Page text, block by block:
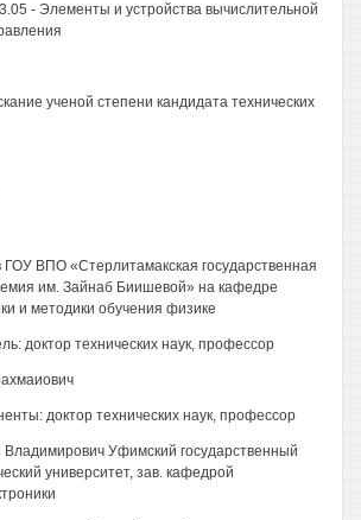
- Элементы и устройства вычислительной
ученой степени кандидата технических
ВПО «Стерлитамакская государственная
им. Зайнаб Биишевой» на кафедре
и методики обучения физике
доктор технических наук, профессор
доктор технических наук, профессор
Владимирович Уфимский государственный
университет, зав. кафедрой